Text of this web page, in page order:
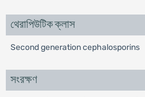
থেরাপিউটিক ক্লাস
Second generation cephalosporins
সংরক্ষণ